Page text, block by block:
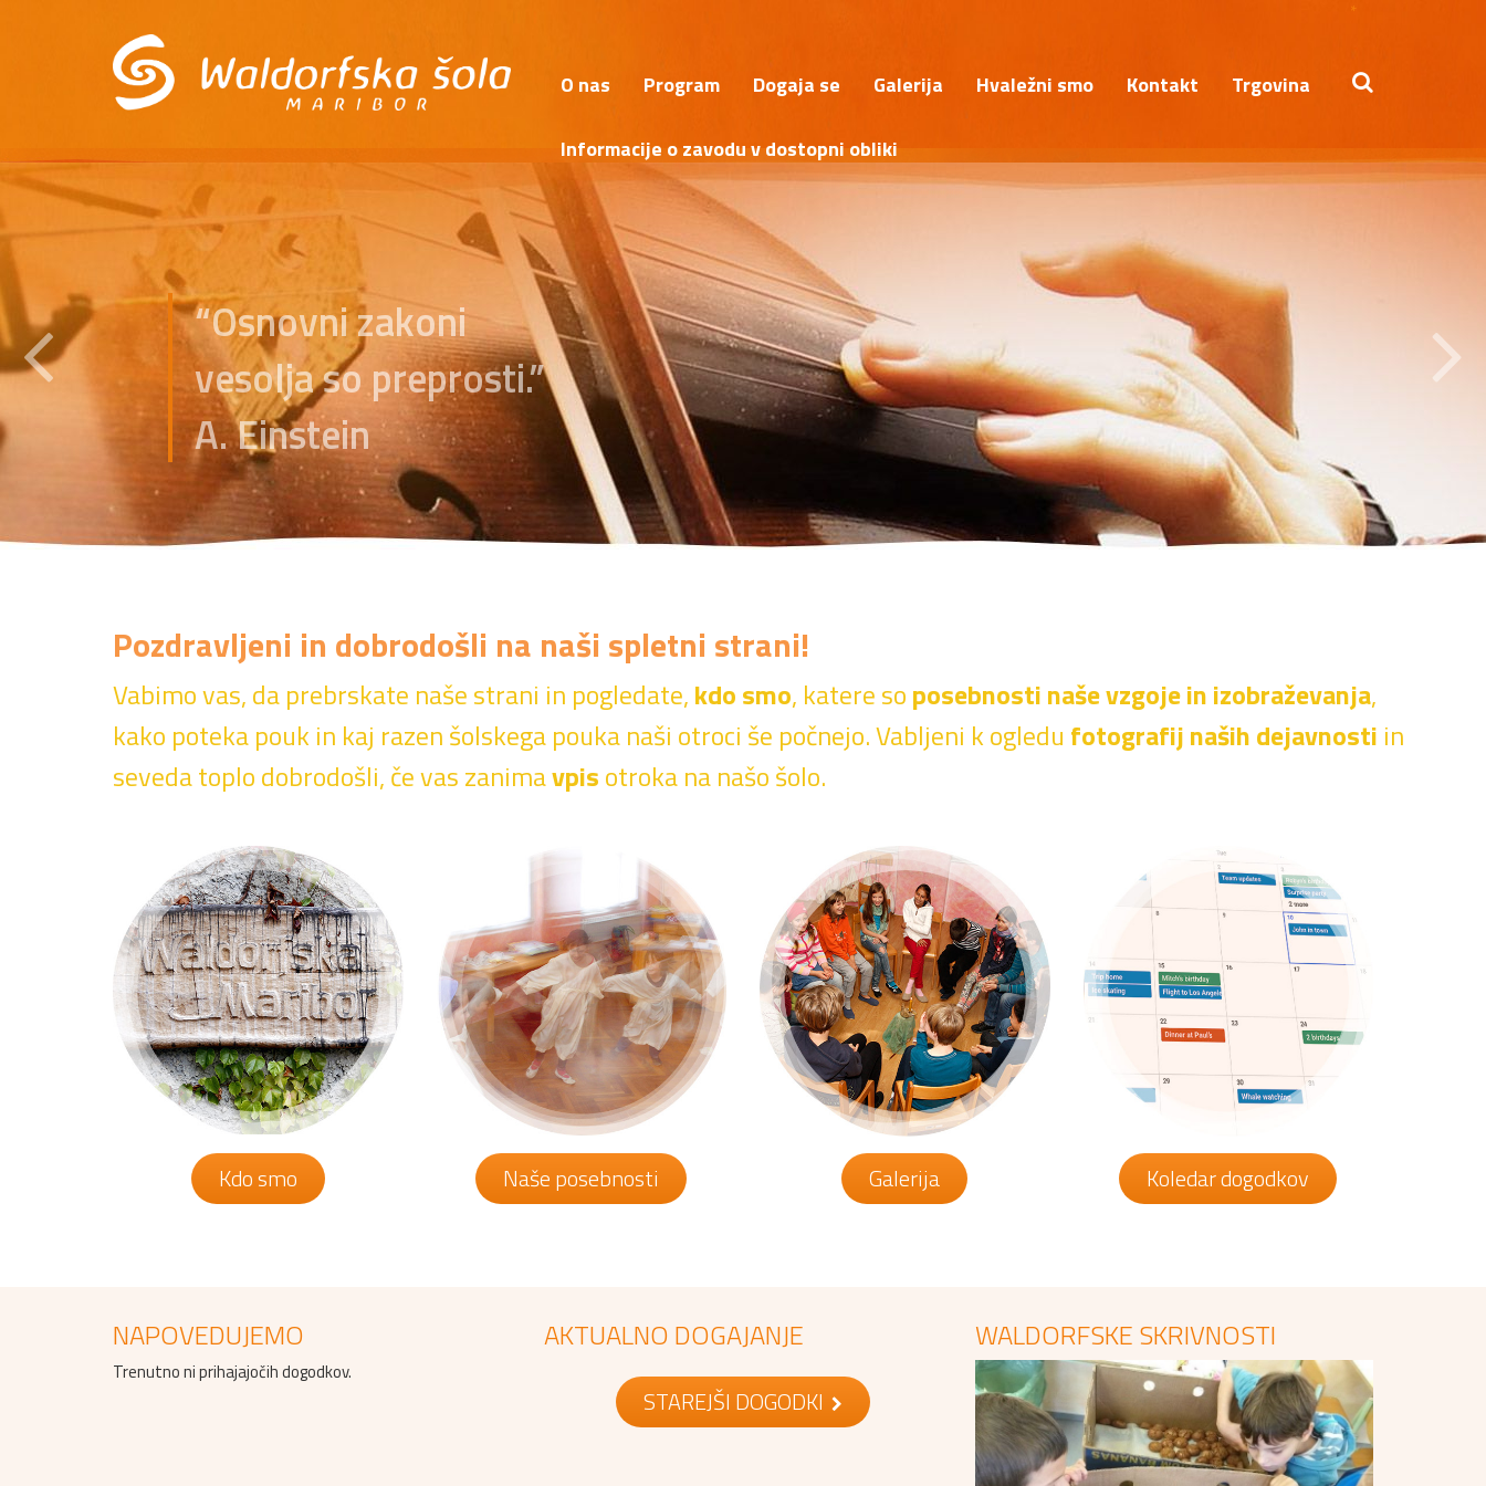
*
O nas Program Dogaja se Galerija Hvaležni smo Kontakt Trgovina
Informacije o zavodu v dostopni obliki
“Osnovni zakoni
vesolja so preprosti.”
A. Einstein
Pozdravljeni in dobrodošli na naši spletni strani!
Vabimo vas, da prebrskate naše strani in pogledate,kdo smo, katere soposebnosti naše vzgoje in izobraževanja,
kako poteka pouk in kaj razen šolskega pouka naši otroci še počnejo. Vabljeni k ogledu fotografij naših dejavnosti in
seveda toplo dobrodošli, čevas zanimavpisotroka na našo šolo.
Kdo smo Naše posebnosti Galerija Koledar dogodkov
NAPOVEDUJEMO
Trenutno ni prihajajočih dogodkov.
AKTUALNO DOGAJANJE
STAREJŠI DOGODKI
WALDORFSKE SKRIVNOSTI